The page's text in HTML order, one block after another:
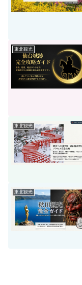
東北観光
東北観光
東北観光